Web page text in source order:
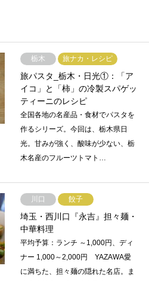
栃木 旅ナカ・レシピ
旅パスタ_栃木・日光①：「ア
イコ」と「柿」の冷製スパゲッ
ティーニのレシピ
全国各地の名産品・食材でパスタを
作るシリーズ。今回は、栃木県日
光。甘みが強く、酸味が少ない、栃
木名産のフルーツトマト…
川口 餃子
埼玉・西川口『永吉』担々麺・
中華料理
平均予算：ランチ ～1,000円、ディ
ナー 1,000～2,000円 YAZAWA愛
に満ちた、担々麺の隠れた名店。ま